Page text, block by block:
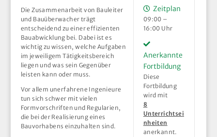
Die Zusammenarbeit von Bauleiter
und Bauüberwacher trägt
entscheidend zu einer effizienten
Bauabwicklung bei. Dabei ist es
wichtig zu wissen, welche Aufgaben
im jeweiligem Tätigkeitsbereich
liegen und was sein Gegenüber
leisten kann oder muss.
Vor allem unerfahrene Ingenieure
tun sich schwer mit vielen
Formvorschriften und Regularien,
die bei der Realisierung eines
Bauvorhabens einzuhalten sind.
Zeitplan
09:00 –
16:00 Uhr
Anerkannte
Fortbildung
Diese
Fortbildung
wird mit
8
Unterrichtsei
nheiten
anerkannt.